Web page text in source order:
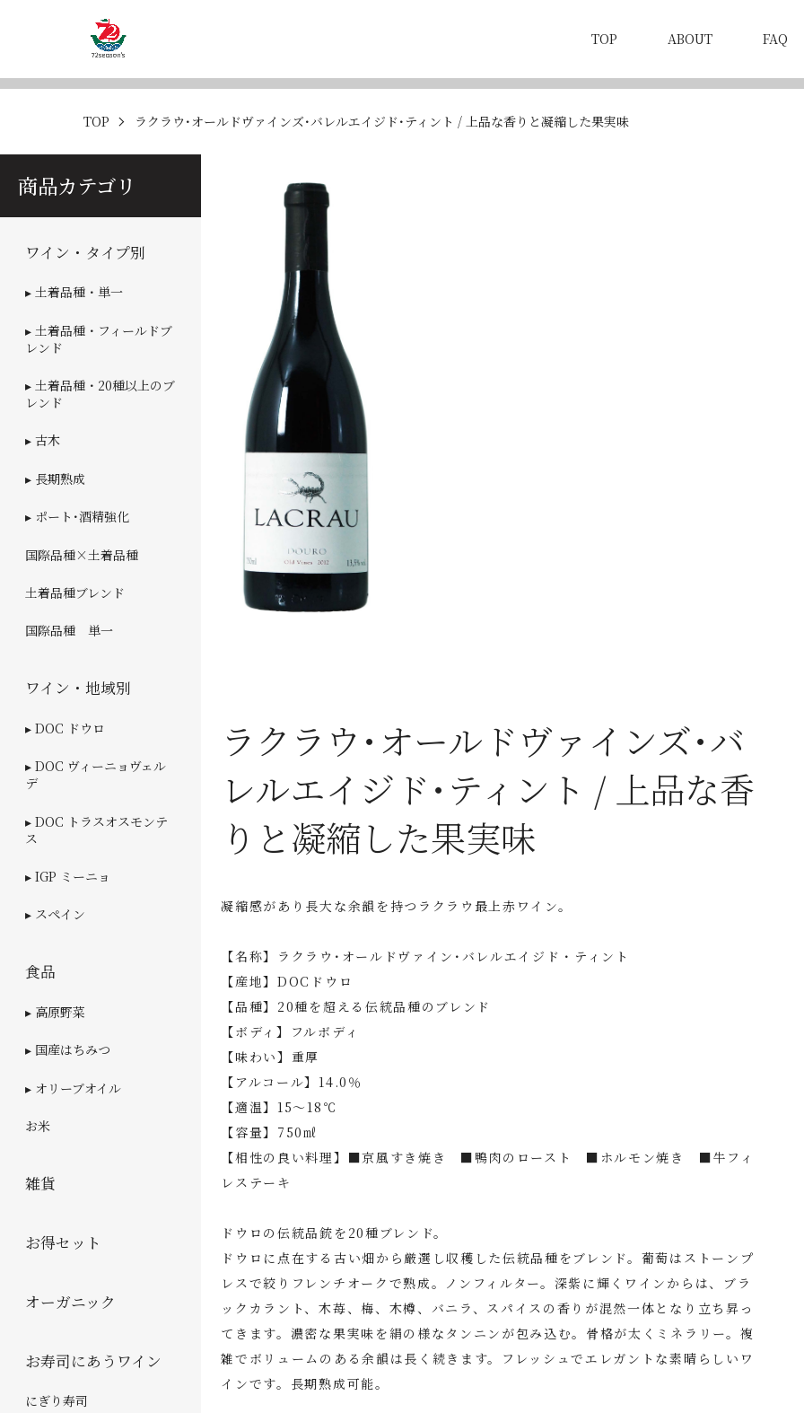
TOP ABOUT FAQ
商品カテゴリ
ワイン・タイプ別
▸ 土着品種・単一
▸ 土着品種・フィールドブ
レンド
▸ 土着品種・20種以上のブ
レンド
▸ 古木
▸ 長期熟成
▸ ポート･酒精強化
国際品種×土着品種
土着品種ブレンド
国際品種 単一
ワイン・地域別
▸ DOC ドウロ
▸ DOC ヴィーニョヴェル
デ
▸ DOC トラスオスモンテ
ス
▸ IGP ミーニョ
▸ スペイン
食品
▸ 高原野菜
▸ 国産はちみつ
▸ オリーブオイル
お米
雑貨
お得セット
オーガニック
お寿司にあうワイン
にぎり寿司
TOP ラクラウ･オールドヴァインズ･バレルエイジド･ティント / 上品な香りと凝縮した果実味
ラクラウ･オールドヴァインズ･バ
レルエイジド･ティント / 上品な香
りと凝縮した果実味
凝縮感があり長大な余韻を持つラクラウ最上赤ワイン。
【名称】ラクラウ･オールドヴァイン･バレルエイジド・ティント
【産地】DOCドウロ
【品種】20種を超える伝統品種のブレンド
【ボディ】フルボディ
【味わい】重厚
【アルコール】14.0％
【適温】15～18℃
【容量】750㎖
【相性の良い料理】■京風すき焼き ■鴨肉のロースト ■ホルモン焼き ■牛フィ
レステーキ
ドウロの伝統品銃を20種ブレンド。
ドウロに点在する古い畑から厳選し収穫した伝統品種をブレンド。葡萄はストーンプ
レスで絞りフレンチオークで熟成。ノンフィルター。深紫に輝くワインからは、ブラ
ックカラント、木苺、梅、木樽、バニラ、スパイスの香りが混然一体となり立ち昇っ
てきます。濃密な果実味を絹の様なタンニンが包み込む。骨格が太くミネラリー。複
雑でボリュームのある余韻は長く続きます。フレッシュでエレガントな素晴らしいワ
インです。長期熟成可能。